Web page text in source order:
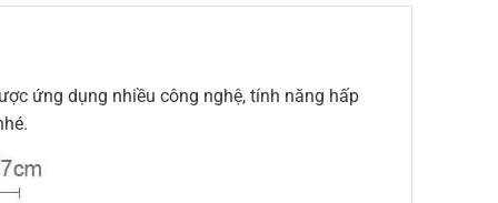
ứng dụng nhiều công nghệ, tính năng hấp